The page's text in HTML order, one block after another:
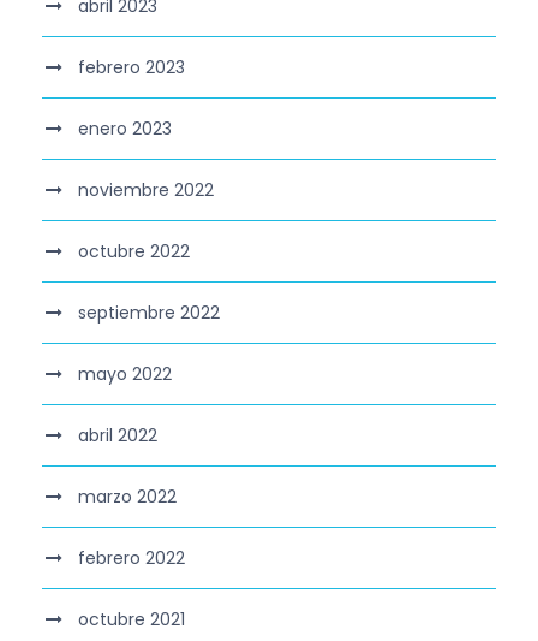
abril 2023
febrero 2023
enero 2023
noviembre 2022
octubre 2022
septiembre 2022
mayo 2022
abril 2022
marzo 2022
febrero 2022
octubre 2021